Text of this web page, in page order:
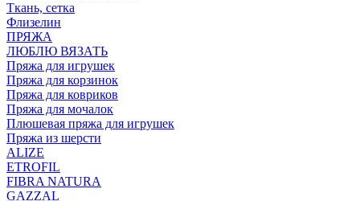
Ткань, сетка
Флизелин
ПРЯЖА
ЛЮБЛЮ ВЯЗАТЬ
Пряжа для игрушек
Пряжа для корзинок
Пряжа для ковриков
Пряжа для мочалок
Плюшевая пряжа для игрушек
Пряжа из шерсти
ALIZE
ETROFIL
FIBRA NATURA
GAZZAL